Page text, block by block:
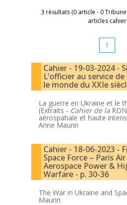
3 résultats (0 article - 0
articles
1
Cahier - 19-03-2024 -
L’officier au service
le monde du XXIe
La guerre en Ukraine et le
(Extraits - Cahier de la
aérospatiale et haute
Anne Maurin
Cahier - 18-06-2023 -
Space Force – Paris
Aerospace Power &
Warfare - p. 30-36
The War in Ukraine and
Maurin